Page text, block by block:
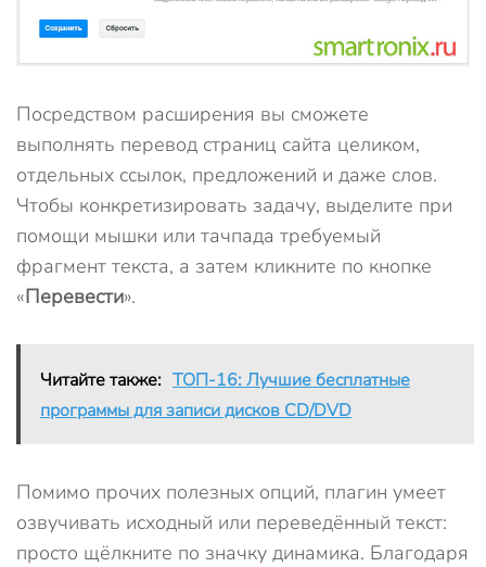
Посредством расширения вы сможете
выполнять перевод страниц сайта целиком,
отдельных ссылок, предложений и даже слов.
Чтобы конкретизировать задачу, выделите при
помощи мышки или тачпада требуемый
фрагмент текста, а затем кликните по кнопке
«Перевести».
Читайте также: ТОП-16: Лучшие бесплатные
программы для записи дисков CD/DVD
Помимо прочих полезных опций, плагин умеет
озвучивать исходный или переведённый текст:
просто щёлкните по значку динамика. Благодаря